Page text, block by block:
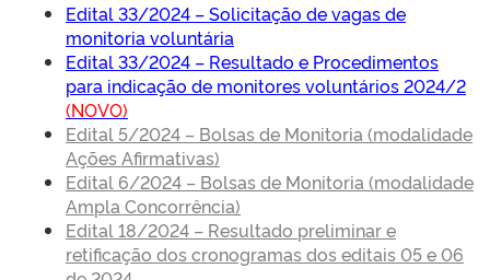
Edital 33/2024 – Solicitação de vagas de
monitoria voluntária
Edital 33/2024 – Resultado e Procedimentos
para indicação de monitores voluntários 2024/2
(NOVO)
Edital 5/2024 – Bolsas de Monitoria (modalidade
Ações Afirmativas)
Edital 6/2024 – Bolsas de Monitoria (modalidade
Ampla Concorrência)
Edital 18/2024 – Resultado preliminar e
retificação dos cronogramas dos editais 05 e 06